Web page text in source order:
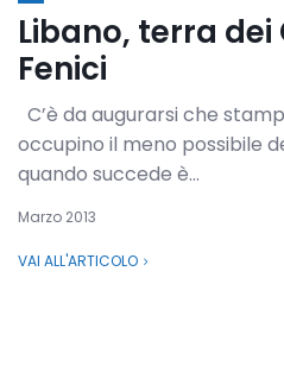
Libano, terra dei
Fenici
C’è da augurarsi che
occupino il meno possibile
quando succede è...
Marzo 2013
VAI ALL'ARTICOLO